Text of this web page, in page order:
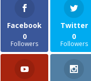
Facebook
0
Followers
Twitter
0
Followers